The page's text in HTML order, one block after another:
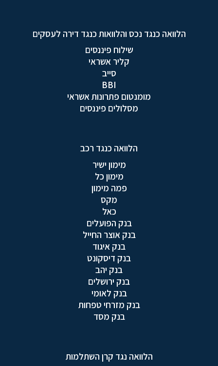
הלוואה כנגד נכס והלוואות כנגד דירה לעסקים
שילוח פיננסים
קליר אשראי
סייב
BBI
מומנטום פתרונות אשראי
מסלולים פיננסים
הלוואה כנגד רכב
מימון ישיר
מימון כל
פמה מימון
מקס
כאל
בנק הפועלים
בנק אוצר החייל
בנק איגוד
בנק דיסקונט
בנק יהב
בנק ירושלים
בנק לאומי
בנק מזרחי טפחות
בנק מסד
הלוואה נגד קרן השתלמות